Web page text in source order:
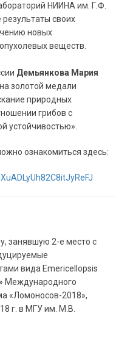
НИИНА им. Г.Ф.
результаты своих
новых
веществ.
Демьянкова Мария
золотой медали
природных
грибов с
устойчивостью».
ознакомиться здесь:
занявшую 2-е место с
вида Emericellopsis
Международного
«Ломоносов-2018»,
г. в МГУ им. М.В.